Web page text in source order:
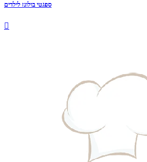
ספגטי בולונז לילדים
